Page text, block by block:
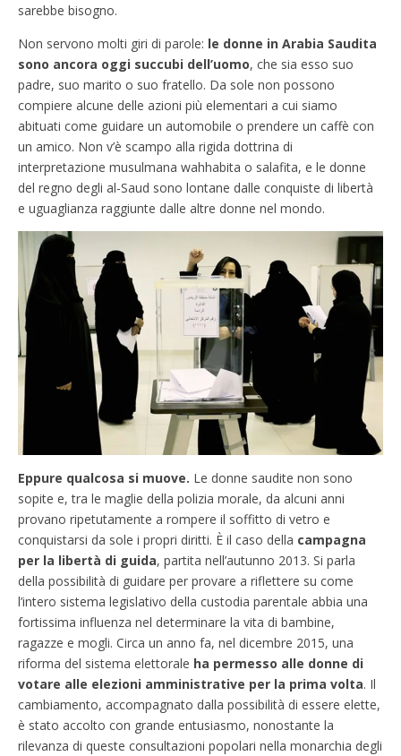
sarebbe bisogno.
Non servono molti giri di parole: le donne in Arabia Saudita
sono ancora oggi succubi dell’uomo, che sia esso suo
padre, suo marito o suo fratello. Da sole non possono
compiere alcune delle azioni più elementari a cui siamo
abituati come guidare un automobile o prendere un caffè con
un amico. Non v’è scampo alla rigida dottrina di
interpretazione musulmana wahhabita o salafita, e le donne
del regno degli al-Saud sono lontane dalle conquiste di libertà
e uguaglianza raggiunte dalle altre donne nel mondo.
Eppure qualcosa si muove. Le donne saudite non sono
sopite e, tra le maglie della polizia morale, da alcuni anni
provano ripetutamente a rompere il soffitto di vetro e
conquistarsi da sole i propri diritti. È il caso della campagna
per la libertà di guida, partita nell’autunno 2013. Si parla
della possibilità di guidare per provare a riflettere su come
l’intero sistema legislativo della custodia parentale abbia una
fortissima influenza nel determinare la vita di bambine,
ragazze e mogli. Circa un anno fa, nel dicembre 2015, una
riforma del sistema elettorale ha permesso alle donne di
votare alle elezioni amministrative per la prima volta. Il
cambiamento, accompagnato dalla possibilità di essere elette,
è stato accolto con grande entusiasmo, nonostante la
rilevanza di queste consultazioni popolari nella monarchia degli